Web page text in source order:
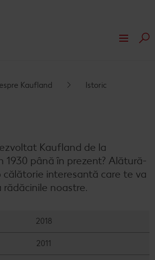
Kaufland Istoric
Kaufland de la
1930 până în prezent? Alătură-
interesantă care te va
rădăcinile noastre.
2018
2011